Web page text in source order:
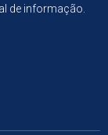
de informação.